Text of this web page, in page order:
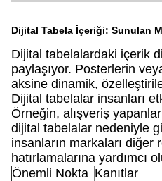
Dijital Tabela İçeriği: Sunulan
Dijital tabelalardaki içerik
paylaşıyor. Posterlerin
aksine dinamik,
Dijital tabelalar insanları
Örneğin, alışveriş
dijital tabelalar nedeniyle
insanların markaları diğer
hatırlamalarına yardımcı
Önemli Nokta Kanıtlar